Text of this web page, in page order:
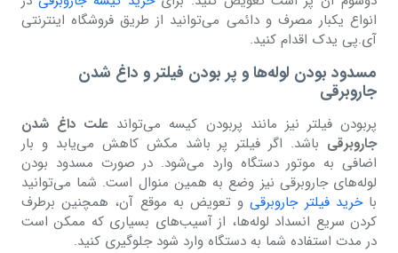
انواع یکبار مصرف و دائمی می‌توانید از طریق فروشگاه اینترنتی
آی.پی یدک اقدام کنید.
مسدود بودن لوله‌ها و پر بودن فیلتر و داغ شدن
جاروبرقی
پربودن فیلتر نیز مانند پربودن کیسه می‌تواند علت داغ شدن
جاروبرقی باشد. اگر فیلتر پر باشد مکش کاهش می‌یابد و بار
اضافی به موتور دستگاه وارد می‌شود. در صورت مسدود بودن
لوله‌های جاروبرقی نیز وضع به همین منوال است. شما می‌توانید
باخرید فیلتر جاروبرقیو تعویض به موقع آن، همچنین برطرف
کردن سریع انسداد لوله‌ها، از آسیب‌های بسیاری که ممکن است
در مدت استفاده شما به دستگاه وارد شود جلوگیری کنید.